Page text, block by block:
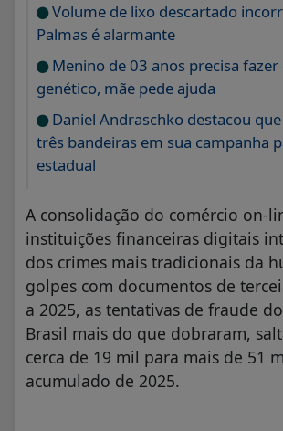
Volume de lixo descartado
Palmas é alarmante
Menino de 03 anos precisa fazer
genético, mãe pede ajuda
Daniel Andraschko destacou
três bandeiras em sua campanha
estadual
A consolidação do comércio on-
instituições financeiras digitais
dos crimes mais tradicionais da
golpes com documentos de
a 2025, as tentativas de fraude
Brasil mais do que dobraram,
cerca de 19 mil para mais de 51
acumulado de 2025.